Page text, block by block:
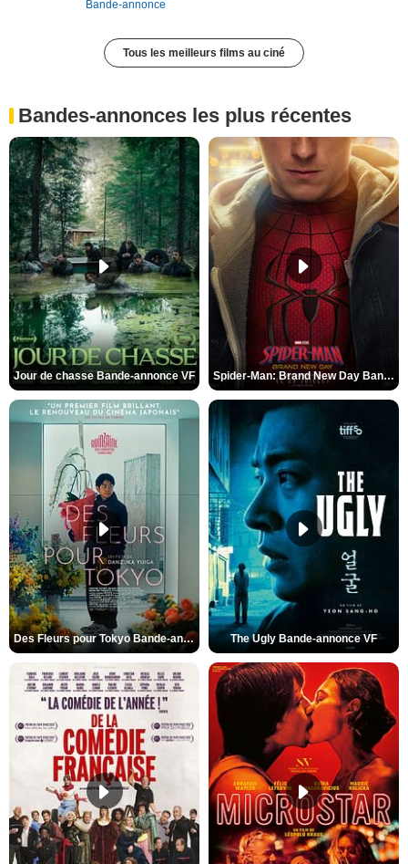
Bande-annonce
Tous les meilleurs films au ciné
Bandes-annonces les plus récentes
Jour de chasse Bande-annonce VF Spider-Man: Brand New Day Bande-annonce (3) VO STFR
Des Fleurs pour Tokyo Bande-annonce VO STFR The Ugly Bande-annonce VF